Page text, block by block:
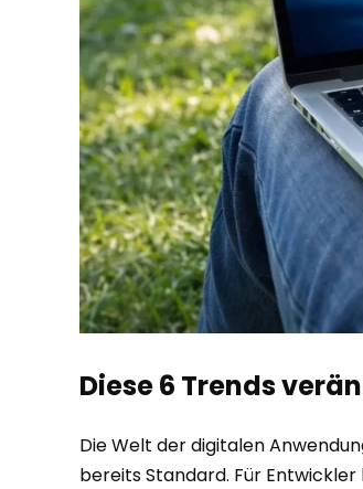
Diese 6 Trends
Die Welt der digitalen
bereits Standard. Für